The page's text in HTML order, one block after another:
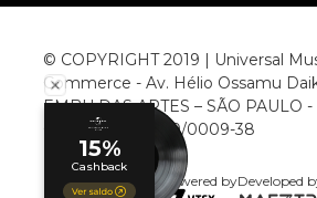
© COPYRIGHT 2019 | Universal
Commerce - Av. Hélio Ossamu
EMBU DAS ARTES – SÃO PAULO
CNPJ: 00.952.789/0009-38
Powered byDeveloped